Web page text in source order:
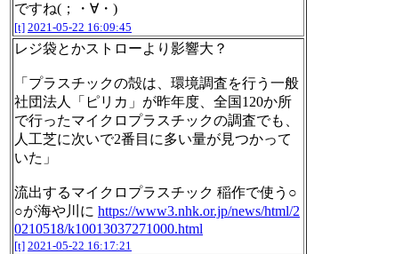
ですね(；・∀・)
[t] 2021-05-22 16:09:45
レジ袋とかストローより影響大？
「プラスチックの殻は、環境調査を行う一般
社団法人「ピリカ」が昨年度、全国120か所
で行ったマイクロプラスチックの調査でも、
人工芝に次いで2番目に多い量が見つかって
いた」
流出するマイクロプラスチック 稲作で使う○
○が海や川に https://www3.nhk.or.jp/news/html/2
0210518/k10013037271000.html
[t] 2021-05-22 16:17:21